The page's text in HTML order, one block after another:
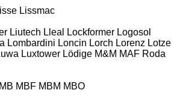
Lissmac
Liutech Lleal Lockformer Logosol
Lombardini Loncin Lorch Lorenz Lotze
Luxtower Lödige M&M MAF Roda
MB MBF MBM MBO